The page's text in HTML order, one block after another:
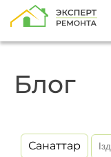
Блог
Санаттар